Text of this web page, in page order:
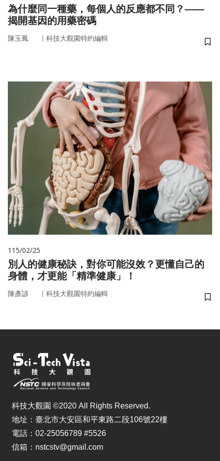
為什麼同一種藥，每個人的反應都不同？——
揭開基因的用藥密碼
陳玉鳳 ｜ 科技大觀園特約編輯
儲
115/02/25
別人的健康秘訣，對你可能沒效？更懂自己的
身體，才更能「精準健康」！
陳彥諺 ｜ 科技大觀園特約編輯
儲
科技大觀園 ©2020 All Rights Reserved.
地址：臺北市大安區和平東路二段106號22樓
電話：02-25056789 #5526
信箱：nstcstv@gmail.com